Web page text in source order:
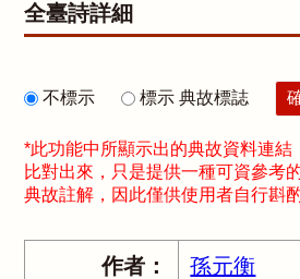
全臺詩詳細
不標示 標示 典故標誌
*此功能中所顯示出的典故資料連結
比對出來，只是提供一種可資參考
典故註解，因此僅供使用者自行斟
作者： 孫元衡